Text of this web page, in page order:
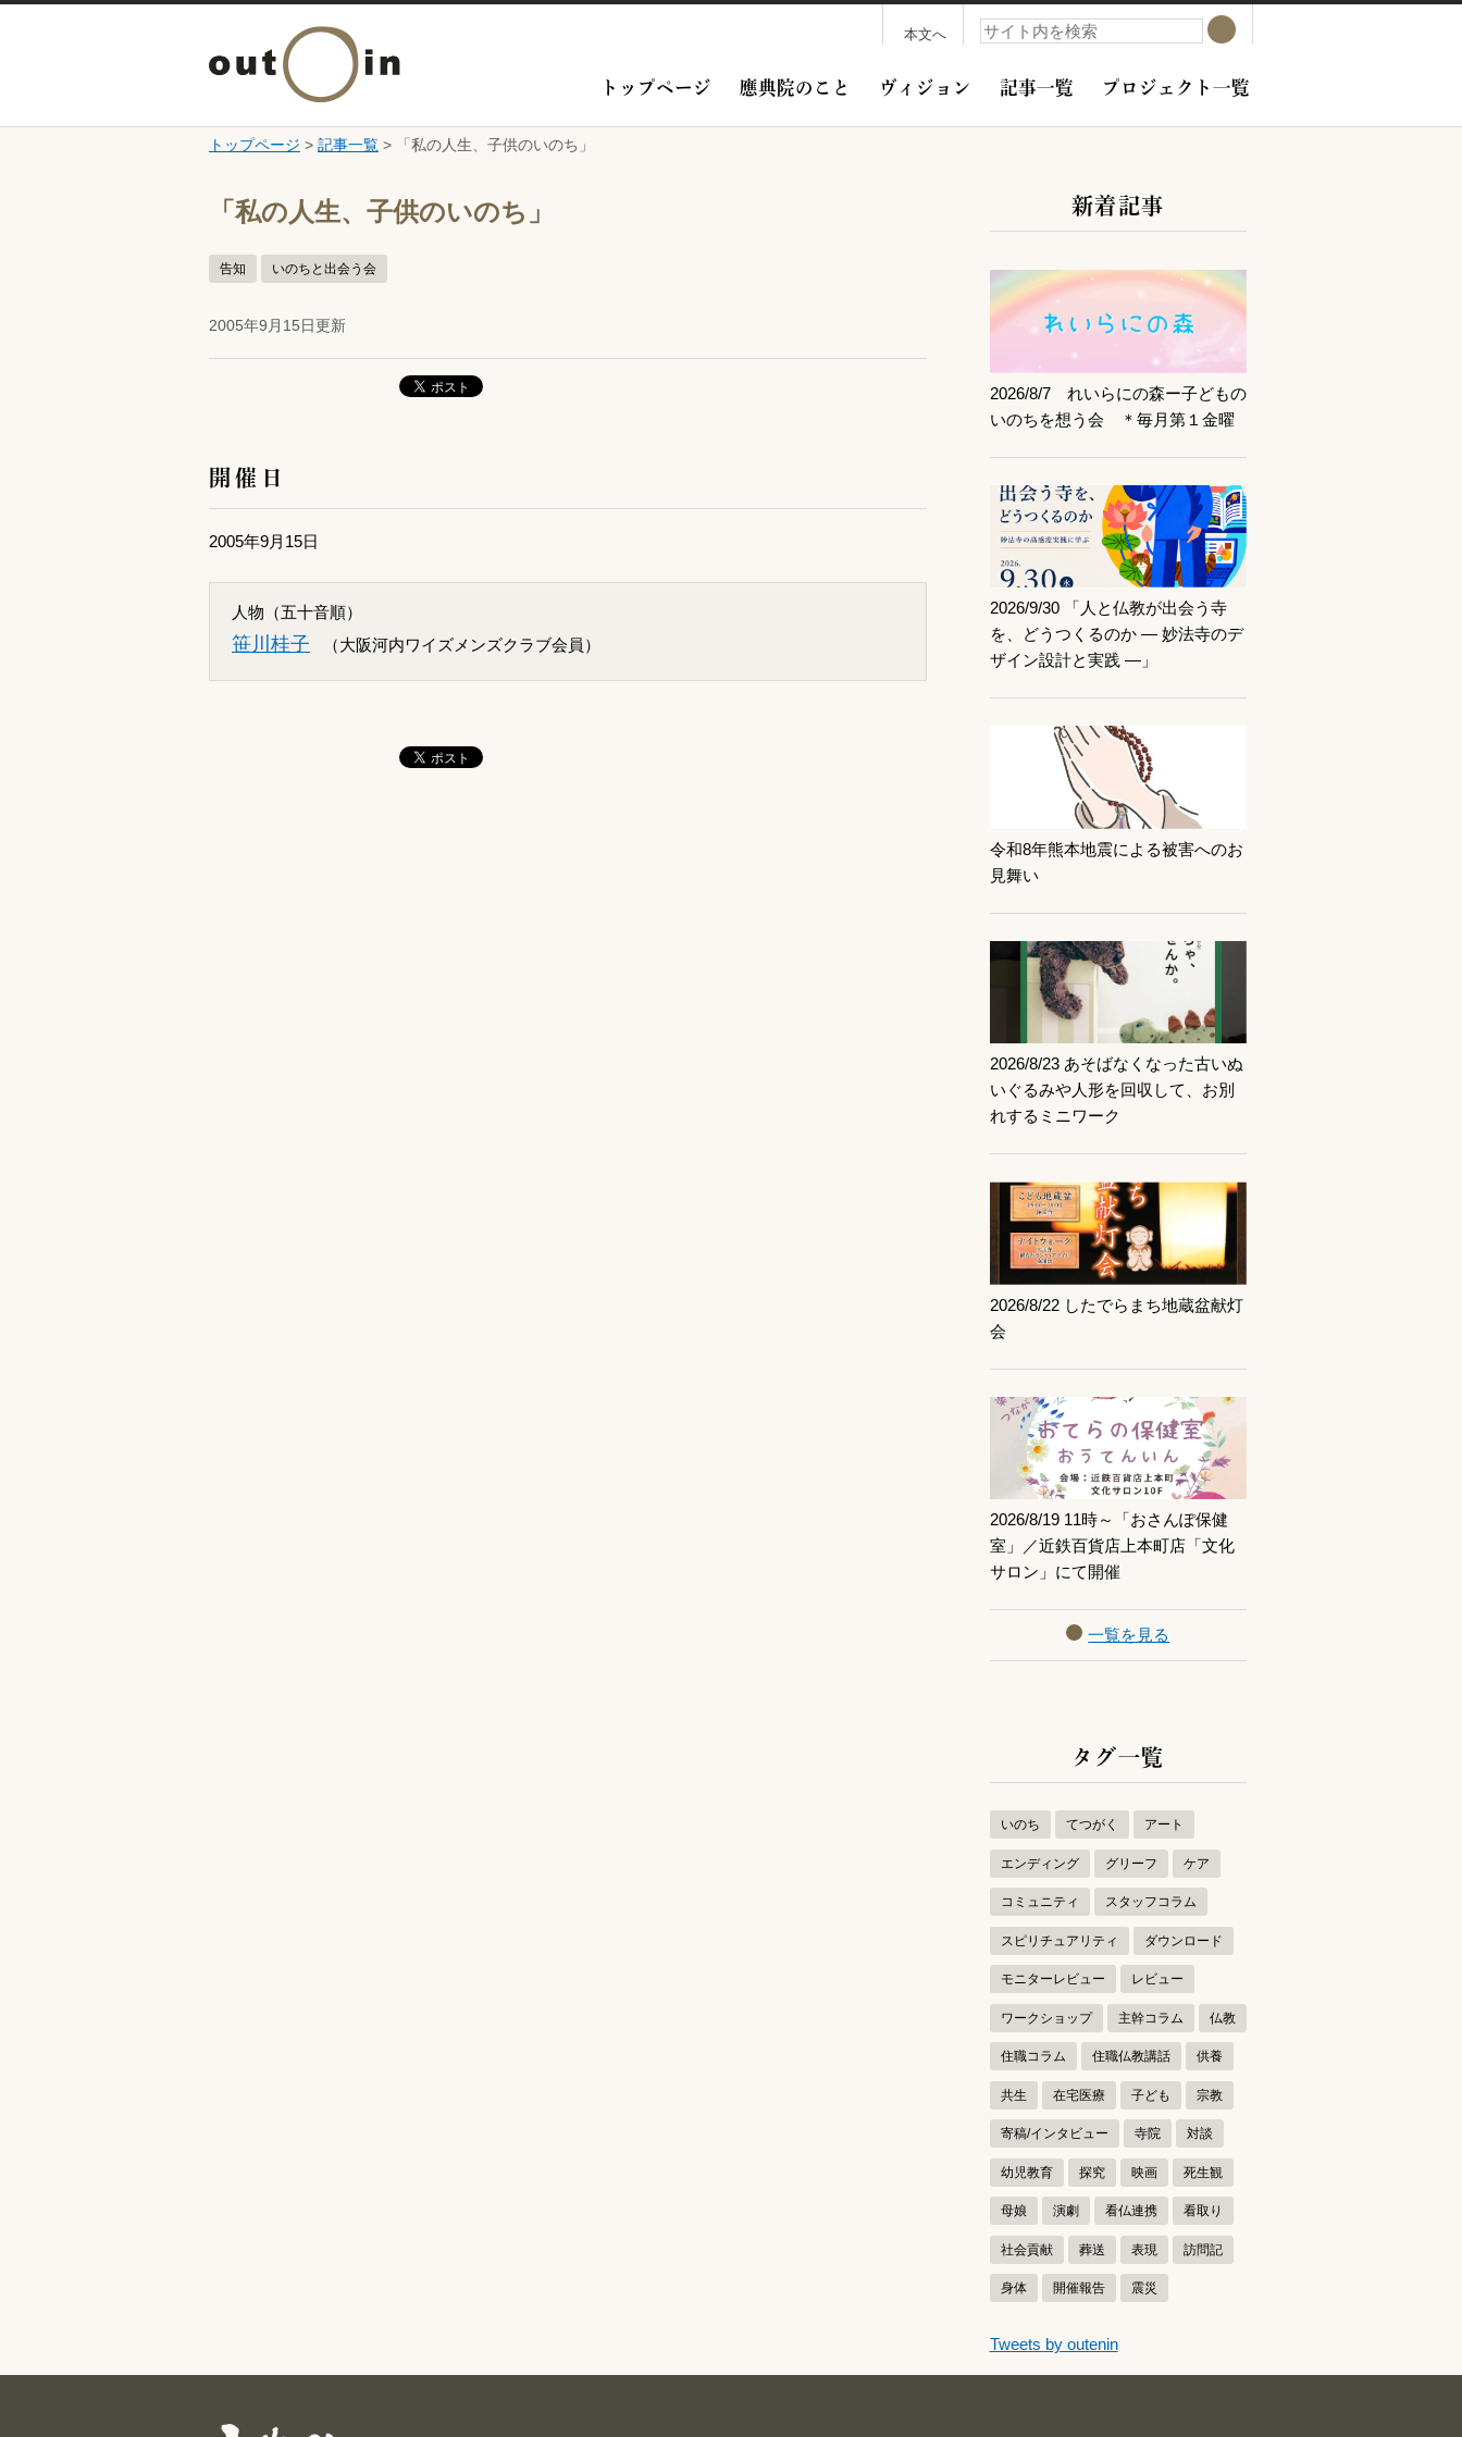
本文へ 検索
検索
トップページ 應典院のこと ヴィジョン 記事一覧 プロジェクト一覧
トップページ > 記事一覧 > 「私の人生、子供のいのち」
「私の人生、子供のいのち」
告知 いのちと出会う会
2005年9月15日更新
開催日
2005年9月15日
人物（五十音順）
笹川桂子 （大阪河内ワイズメンズクラブ会員）
サブコンテンツ
新着記事
2026/8/7 れいらにの森ー子どもの
いのちを想う会 ＊毎月第１金曜
記事を読む
2026/9/30 「人と仏教が出会う寺
を、どうつくるのか ― 妙法寺のデ
ザイン設計と実践 ―」
記事を読む
令和8年熊本地震による被害へのお
見舞い
記事を読む
2026/8/23 あそばなくなった古いぬ
いぐるみや人形を回収して、お別
れするミニワーク
記事を読む
2026/8/22 したでらまち地蔵盆献灯
会
記事を読む
2026/8/19 11時～「おさんぽ保健
室」／近鉄百貨店上本町店「文化
サロン」にて開催
記事を読む
一覧を見る
タグ一覧
いのち てつがく アート
エンディング グリーフ ケア
コミュニティ スタッフコラム
スピリチュアリティ ダウンロード
モニターレビュー レビュー
ワークショップ 主幹コラム 仏教
住職コラム 住職仏教講話 供養
共生 在宅医療 子ども 宗教
寄稿/インタビュー 寺院 対談
幼児教育 探究 映画 死生観
母娘 演劇 看仏連携 看取り
社会貢献 葬送 表現 訪問記
身体 開催報告 震災
つぶやきをスキップする
Tweets by outenin